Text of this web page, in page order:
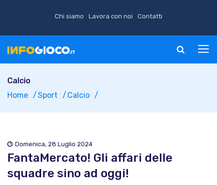
Chi siamo Lavora con noi Contatti
Calcio
Home
Sport Calcio
Domenica, 28 Luglio 2024
FantaMercato! Gli affari delle
squadre sino ad oggi!